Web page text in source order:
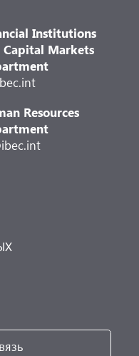
Institutions
Capital Markets
Resources